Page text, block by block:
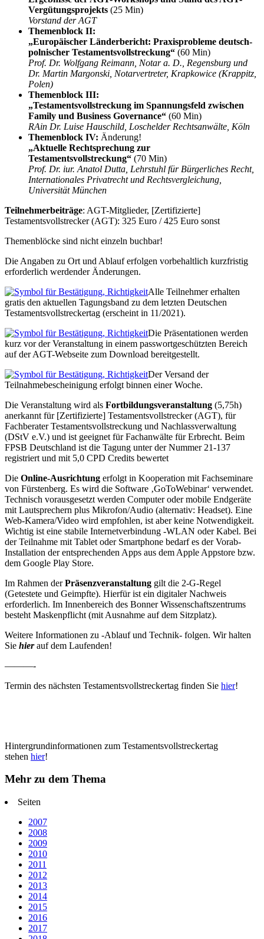
Vergütungsprojekts (25 Min)
Vorstand der AGT
Themenblock II:
„Europäischer Länderbericht: Praxisprobleme deutsch-
polnischer Testamentsvollstreckung“ (60 Min)
Prof. Dr. Wolfgang Reimann, Notar a. D., Regensburg und
Dr. Martin Margonski, Notarvertreter, Krapkowice (Krappitz,
Polen)
Themenblock III:
„Testamentsvollstreckung im Spannungsfeld zwischen
Family und Business Governance“ (60 Min)
RAin Dr. Luise Hauschild, Loschelder Rechtsanwälte, Köln
Themenblock IV: Änderung!
„Aktuelle Rechtsprechung zur
Testamentsvollstreckung“ (70 Min)
Prof. Dr. iur. Anatol Dutta, Lehrstuhl für Bürgerliches Recht,
Internationales Privatrecht und Rechtsvergleichung,
Universität München
Teilnehmerbeiträge: AGT-Mitglieder, [Zertifizierte]
Testamentsvollstrecker (AGT): 325 Euro / 425 Euro sonst
Themenblöcke sind nicht einzeln buchbar!
Die Angaben zu Ort und Ablauf erfolgen vorbehaltlich kurzfristig
erforderlich werdender Änderungen.
Alle Teilnehmer erhalten
gratis den aktuellen Tagungsband zu dem letzten Deutschen
Testamentsvollstreckertag (erscheint in 11/2021).
Die Präsentationen werden
kurz vor der Veranstaltung in einem passwortgeschützten Bereich
auf der AGT-Webseite zum Download bereitgestellt.
Der Versand der
Teilnahmebescheinigung erfolgt binnen einer Woche.
Die Veranstaltung wird als Fortbildungsveranstaltung (5,75h)
anerkannt für [Zertifizierte] Testamentsvollstrecker (AGT), für
Fachberater Testamentsvollstreckung und Nachlassverwaltung
(DStV e.V.) und ist geeignet für Fachanwälte für Erbrecht. Beim
FPSB Deutschland ist die Tagung unter der Nummer 21-137
registriert und mit 5,0 CPD Credits bewertet
Die Online-Ausrichtung erfolgt in Kooperation mit Fachseminare
von Fürstenberg. Es wird die Software ‚GoToWebinar‘ verwendet.
Technisch vorausgesetzt werden Computer oder mobile Endgeräte
mit Lautsprechern plus Mikrofon/Audio (alternativ: Headset). Eine
Web-Kamera/Video wird empfohlen, ist aber keine Notwendigkeit.
Wichtig ist eine stabile Internetverbindung -WLAN oder Kabel. Bei
der Teilnahme mit Tablet oder Smartphone bedarf es der Vorab-
Installation der entsprechenden Apps aus dem Apple Appstore bzw.
dem Google Play Store.
Im Rahmen derPräsenzveranstaltung gilt die 2-G-Regel
(Getestete und Geimpfte). Hierfür ist ein digitaler Nachweis
erforderlich. Im Innenbereich des Bonner Wissenschaftszentrums
besteht Maskenpflicht (mit Ausnahme auf dem Sitzplatz).
Weitere Informationen zu -Ablauf und Technik- folgen. Wir halten
Sie hier auf dem Laufenden!
———-
Termin des nächsten Testamentsvollstreckertag finden Sie hier!
Hintergrundinformationen zum Testamentsvollstreckertag
stehen hier!
Mehr zu dem Thema
Seiten
2007
2008
2009
2010
2011
2012
2013
2014
2015
2016
2017